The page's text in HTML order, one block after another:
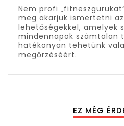
Nem profi
meg akarjuk ismertetni
lehetőségekkel, amelyek
mindennapok számtalan
hatékonyan tehetünk
megőrzéséért.
EZ MÉG